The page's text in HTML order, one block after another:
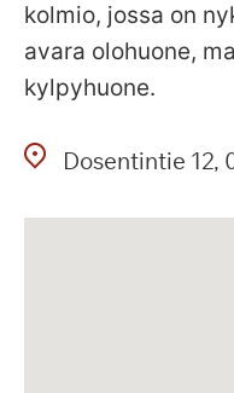
kolmio, jossa on
avara olohuone,
kylpyhuone.
Dosentintie 12